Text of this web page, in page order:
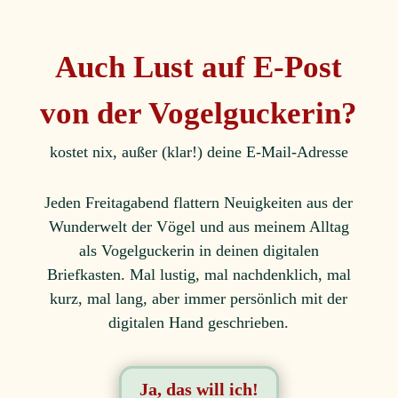
Auch Lust auf E-Post
von der Vogelguckerin?
kostet nix, außer (klar!) deine E-Mail-Adresse
Jeden Freitagabend flattern Neuigkeiten aus der
Wunderwelt der Vögel und aus meinem Alltag
als Vogelguckerin in deinen digitalen
Briefkasten. Mal lustig, mal nachdenklich, mal
kurz, mal lang, aber immer persönlich mit der
digitalen Hand geschrieben.
Ja, das will ich!